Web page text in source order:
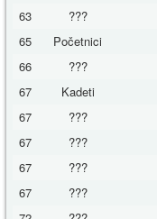
63
???
65
Početnici
66
???
67
Kadeti
67
???
67
???
67
???
67
???